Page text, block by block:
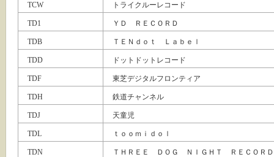
TCW トライクルーレコード
TD1 ＹＤ ＲＥＣＯＲＤ
TDB ＴＥＮｄｏｔ Ｌａｂｅｌ
TDD ドットドットレコード
TDF 東芝デジタルフロンティア
TDH 鉄道チャンネル
TDJ 天童児
TDL ｔｏｏｍｉｄｏｌ
TDN ＴＨＲＥＥ ＤＯＧ ＮＩＧＨＴ ＲＥＣＯＲ